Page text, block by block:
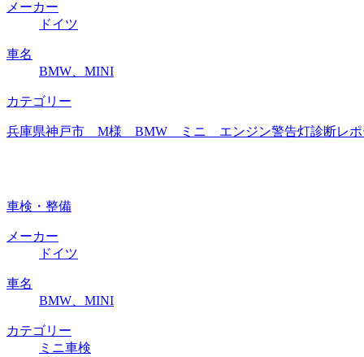
メーカー
ドイツ
車名
BMW、MINI
カテゴリー
兵庫県神戸市 M様 BMW ミニ エンジン警告灯診断レポ
車検・整備
メーカー
ドイツ
車名
BMW、MINI
カテゴリー
ミニ車検